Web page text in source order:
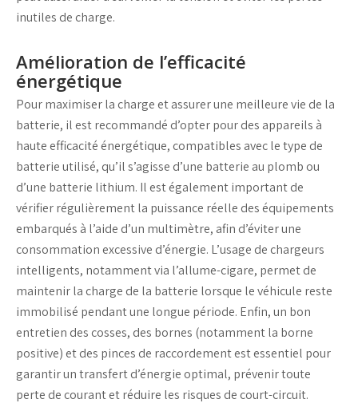
inutiles de charge.
Amélioration de l’efficacité
énergétique
Pour maximiser la charge et assurer une meilleurevie de la
batterie, il est recommandé d’opter pour des appareils à
haute efficacité énergétique, compatibles avec letype de
batterieutilisé, qu’il s’agisse d’une batterie au plomb ou
d’une batterie lithium. Il est également important de
vérifier régulièrement la puissance réelle des équipements
embarqués à l’aide d’un multimètre, afin d’éviter une
consommation excessive d’énergie. L’usage de chargeurs
intelligents, notamment via l’allume-cigare, permet de
maintenir la charge de la batterie lorsque le véhicule reste
immobilisé pendant une longue période. Enfin, un bon
entretien des cosses, des bornes (notamment la borne
positive) et des pinces de raccordement est essentiel pour
garantir un transfert d’énergie optimal, prévenir toute
perte de courant et réduire les risques de court-circuit.